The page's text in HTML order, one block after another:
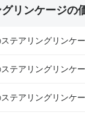
リンケージの
テアリングリンケ
テアリングリンケ
テアリングリンケ